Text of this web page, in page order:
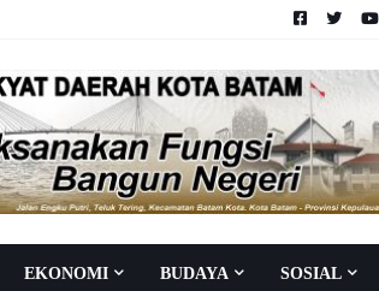
EKONOMI BUDAYA SOSIAL